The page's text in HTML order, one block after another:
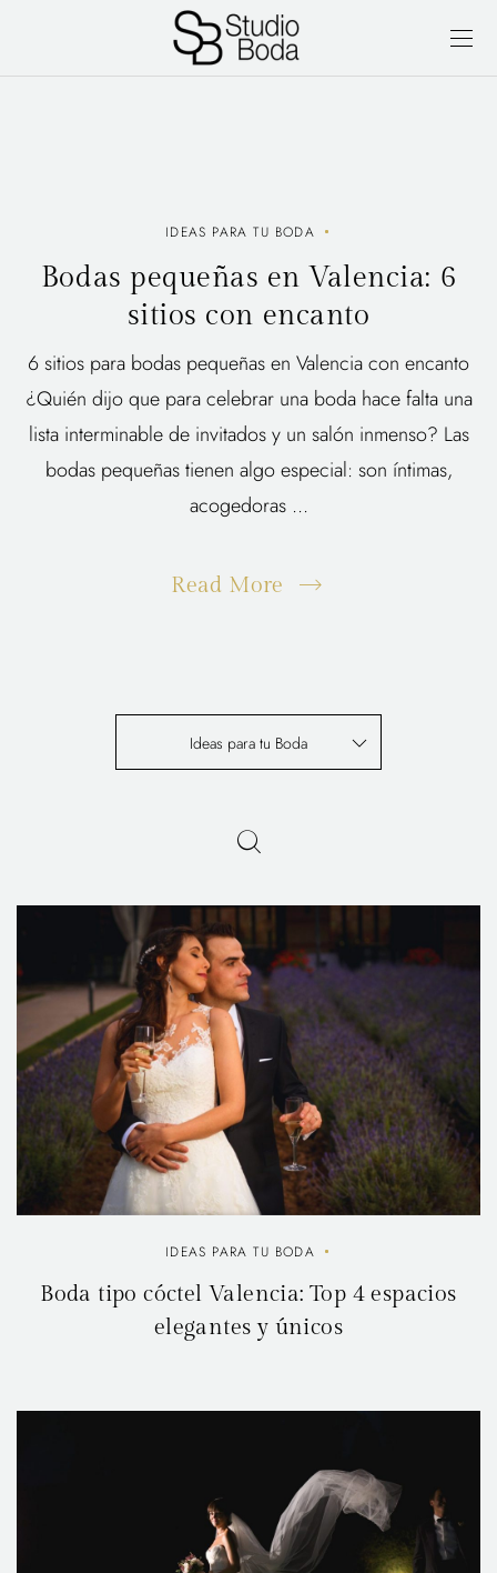
IDEAS PARA TU BODA
Bodas pequeñas en Valencia: 6
sitios con encanto
6 sitios para bodas pequeñas en Valencia con encanto
¿Quién dijo que para celebrar una boda hace falta una
lista interminable de invitados y un salón inmenso? Las
bodas pequeñas tienen algo especial: son íntimas,
acogedoras ...
Read More
Ideas para tu Boda
IDEAS PARA TU BODA
Boda tipo cóctel Valencia: Top 4 espacios
elegantes y únicos